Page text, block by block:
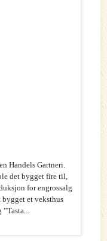
Handels Gartneri.
det bygget fire til,
for engrossalg
et veksthus